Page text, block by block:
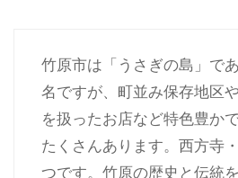
竹原市は「うさぎの島」で
名ですが、町並み保存地区
を扱ったお店など特色豊か
たくさんあります。西方寺
つです。竹原の歴史と伝統